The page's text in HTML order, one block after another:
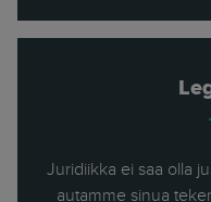
Juridiikka ei saa olla
autamme sinua